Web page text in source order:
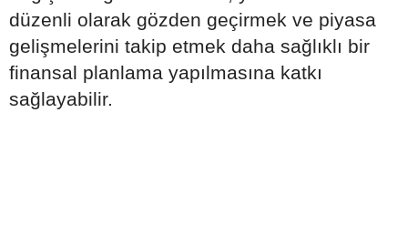
düzenli olarak gözden geçirmek ve piyasa
gelişmelerini takip etmek daha sağlıklı bir
finansal planlama yapılmasına katkı
sağlayabilir.